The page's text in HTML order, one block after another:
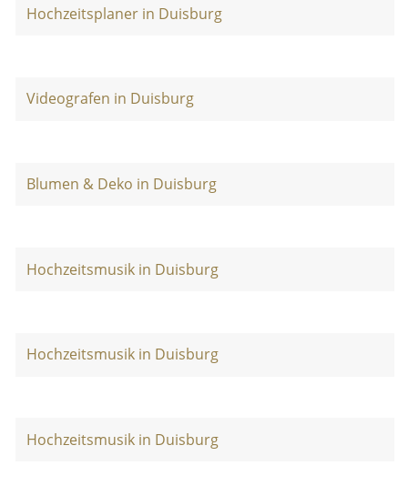
Hochzeitsplaner in Duisburg
Videografen in Duisburg
Blumen & Deko in Duisburg
Hochzeitsmusik in Duisburg
Hochzeitsmusik in Duisburg
Hochzeitsmusik in Duisburg